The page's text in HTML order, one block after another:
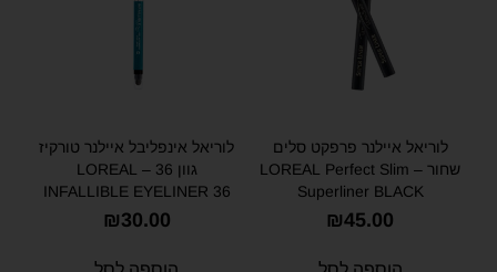
לוריאל איילנר פרפקט סלים
שחור – LOREAL Perfect Slim
Superliner BLACK
₪45.00
לוריאל אינפליבל איילנר טורקיז
גוון 36 – LOREAL
INFALLIBLE EYELINER 36
₪30.00